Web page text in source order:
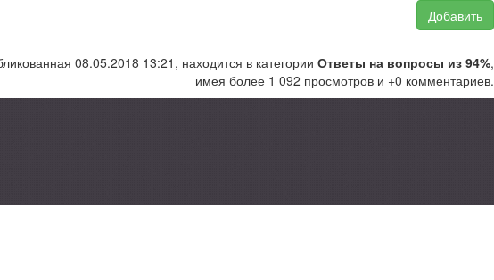
Добавить
08.05.2018 13:21, находится в категории Ответы на вопросы из 94%,
имея более 1 092 просмотров и +0 комментариев.